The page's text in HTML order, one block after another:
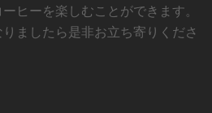
ヒーを楽しむことができます。
ましたら是非お立ち寄りくださ